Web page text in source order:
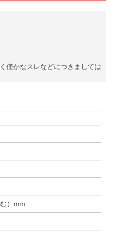
僅かなスレなどにつきましては
）mm